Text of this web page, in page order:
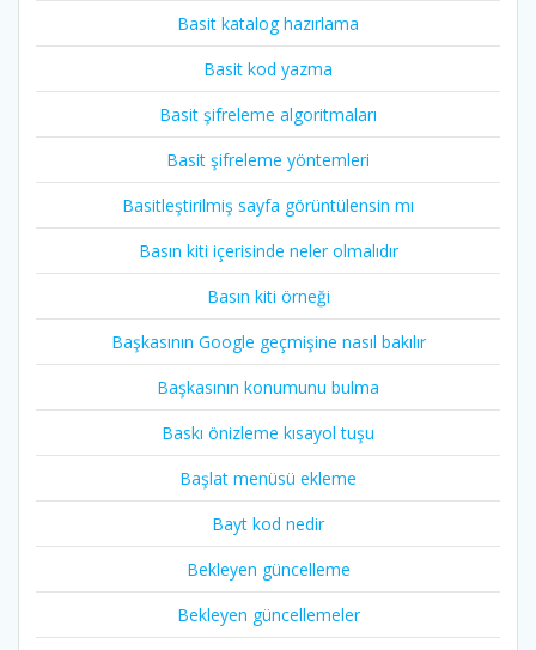
Basit katalog hazırlama
Basit kod yazma
Basit şifreleme algoritmaları
Basit şifreleme yöntemleri
Basitleştirilmiş sayfa görüntülensin mı
Basın kiti içerisinde neler olmalıdır
Basın kiti örneği
Başkasının Google geçmişine nasıl bakılır
Başkasının konumunu bulma
Baskı önizleme kısayol tuşu
Başlat menüsü ekleme
Bayt kod nedir
Bekleyen güncelleme
Bekleyen güncellemeler